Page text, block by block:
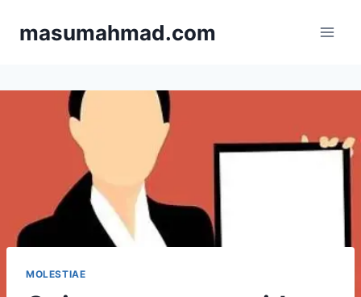
masumahmad.com
MOLESTIAE